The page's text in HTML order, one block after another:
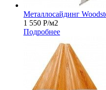
Металлосайдинг
1 550 Р/м2
Подробнее